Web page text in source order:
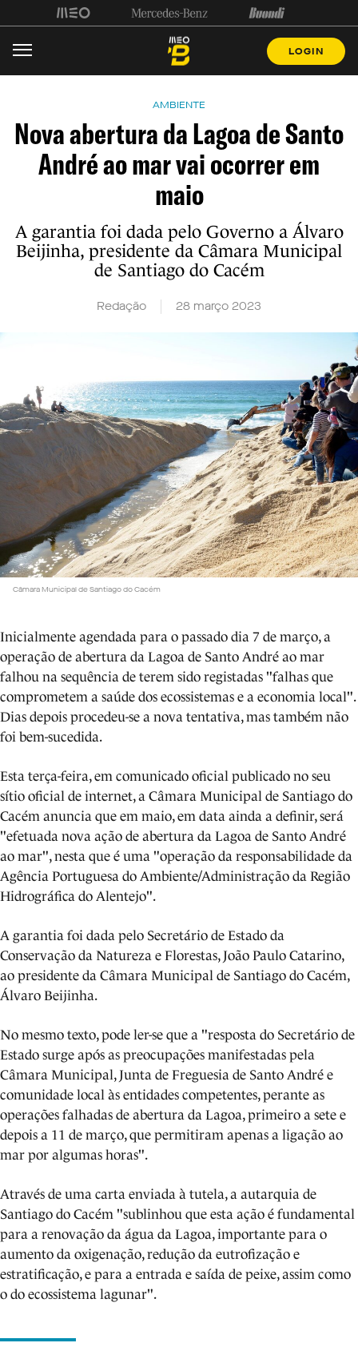
LOGIN
AMBIENTE
Nova abertura da Lagoa de Santo
André ao mar vai ocorrer em
maio
A garantia foi dada pelo Governo a Álvaro
Beijinha, presidente da Câmara Municipal
de Santiago do Cacém
Redação 28 março 2023
Câmara Municipal de Santiago do Cacém
Inicialmente agendada para o passado dia 7 de março, a
operação de abertura da Lagoa de Santo André ao mar
falhou na sequência de terem sido registadas "falhas que
comprometem a saúde dos ecossistemas e a economia local".
Dias depois procedeu-se a nova tentativa, mas também não
foi bem-sucedida.
Esta terça-feira, em comunicado oficial publicado no seu
sítio oficial de internet, a Câmara Municipal de Santiago do
Cacém anuncia que em maio, em data ainda a definir, será
"efetuada nova ação de abertura da Lagoa de Santo André
ao mar", nesta que é uma "operação da responsabilidade da
Agência Portuguesa do Ambiente/Administração da Região
Hidrográfica do Alentejo".
A garantia foi dada pelo Secretário de Estado da
Conservação da Natureza e Florestas, João Paulo Catarino,
ao presidente da Câmara Municipal de Santiago do Cacém,
Álvaro Beijinha.
No mesmo texto, pode ler-se que a "resposta do Secretário de
Estado surge após as preocupações manifestadas pela
Câmara Municipal, Junta de Freguesia de Santo André e
comunidade local às entidades competentes, perante as
operações falhadas de abertura da Lagoa, primeiro a sete e
depois a 11 de março, que permitiram apenas a ligação ao
mar por algumas horas".
Através de uma carta enviada à tutela, a autarquia de
Santiago do Cacém "sublinhou que esta ação é fundamental
para a renovação da água da Lagoa, importante para o
aumento da oxigenação, redução da eutrofização e
estratificação, e para a entrada e saída de peixe, assim como
o do ecossistema lagunar".